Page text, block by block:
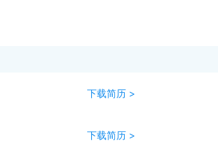
下载简历 >
下载简历 >